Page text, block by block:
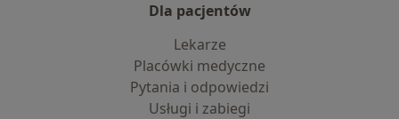
Dla pacjentów
Lekarze
Placówki medyczne
Pytania i odpowiedzi
Usługi i zabiegi